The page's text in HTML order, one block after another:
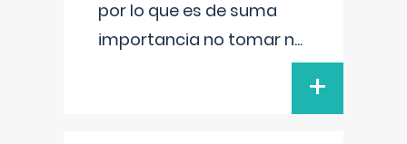
por lo que es de suma
importancia no tomar n...
+